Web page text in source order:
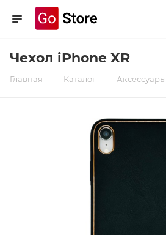
Чехол iPhone XR
Главная — Каталог — Аксессуары